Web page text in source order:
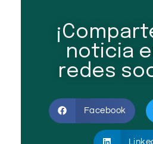
noticia
redes
Facebook